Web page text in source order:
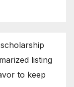
listing
to keep